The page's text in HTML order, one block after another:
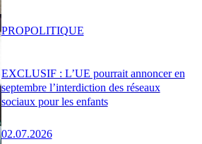
EXCLUSIF : L’UE pourrait annoncer en
septembre l’interdiction des réseaux
sociaux pour les enfants
02.07.2026
PROPOLITIQUE